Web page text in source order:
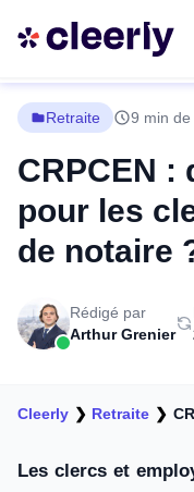
Retraite 9 min de
CRPCEN :
pour les
de notaire
Rédigé par
Arthur Grenier
Cleerly ❯ Retraite ❯
Les clercs et